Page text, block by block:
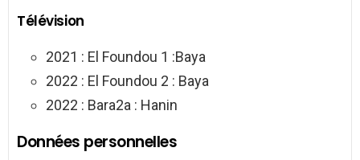
Télévision
2021 : El Foundou 1 :Baya
2022 : El Foundou 2 : Baya
2022 : Bara2a : Hanin
Données personnelles